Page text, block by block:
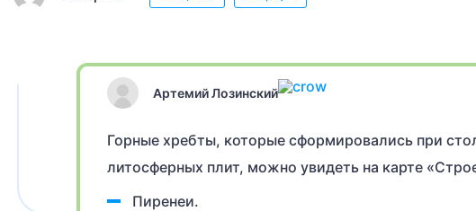
Артемий Лозинский
Горные хребты, которые сформировались при
литосферных плит, можно увидеть на карте
Пиренеи.